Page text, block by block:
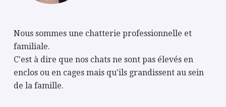
Nous sommes une chatterie professionnelle et
familiale.
C'est à dire que nos chats ne sont pas élevés en
enclos ou en cages mais qu'ils grandissent au sein
de la famille.